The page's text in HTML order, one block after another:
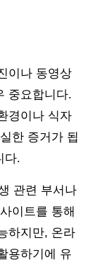
이나 동영상
중요합니다.
경이나 식자
한 증거가 됩
다.
관련 부서나
이트를 통해
하지만, 온라
용하기에 유